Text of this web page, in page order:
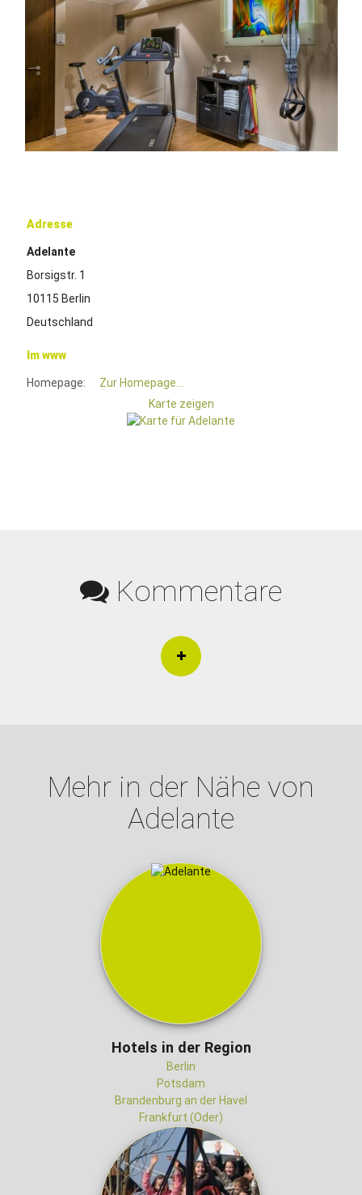
Adresse
Adelante
Borsigstr. 1
10115 Berlin
Deutschland
Im www
Homepage:
Zur Homepage...
Karte zeigen
Kommentare
Mehr in der Nähe von
Adelante
Hotels in der Region
Berlin
Potsdam
Brandenburg an der Havel
Frankfurt (Oder)